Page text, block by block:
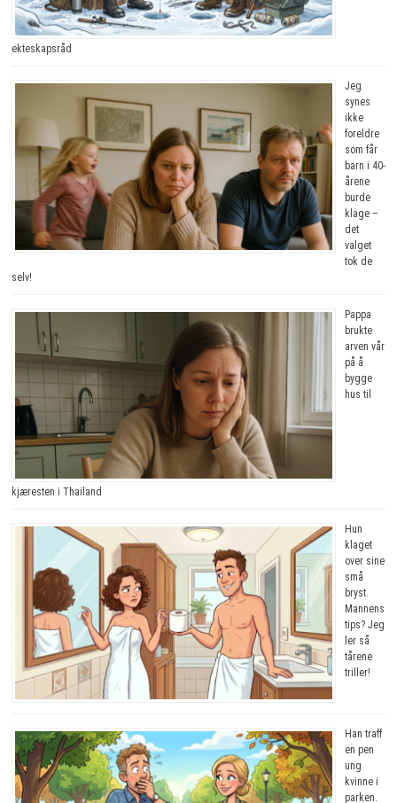
ekteskapsråd
Jeg
synes
ikke
foreldre
som får
barn i 40-
årene
burde
klage –
det
valget
tok de
selv!
Pappa
brukte
arven vår
på å
bygge
hus til
kjæresten i Thailand
Hun
klaget
over sine
små
bryst.
Mannens
tips? Jeg
ler så
tårene
triller!
Han traff
en pen
ung
kvinne i
parken.